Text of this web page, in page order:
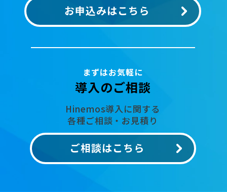
お申込みはこちら
まずはお気軽に
導入のご相談
Hinemos導入に関する
各種ご相談・お見積り
ご相談はこちら